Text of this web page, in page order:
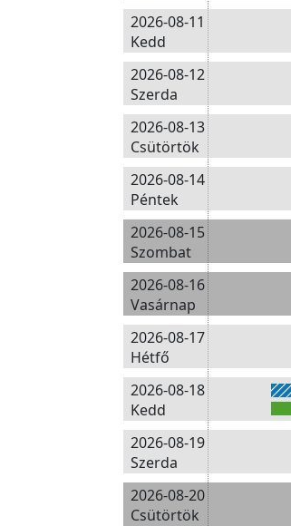
2026-08-11
Kedd
2026-08-12
Szerda
2026-08-13
Csütörtök
2026-08-14
Péntek
2026-08-15
Szombat
2026-08-16
Vasárnap
2026-08-17
Hétfő
2026-08-18
Kedd
2026-08-19
Szerda
2026-08-20
Csütörtök